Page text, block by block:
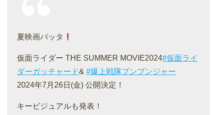
夏映画バッタ
仮面ライダー THE SUMMER MOVIE2024#仮面ライ
ダーガッチャード& #爆上戦隊ブンブンジャー
2024年7月26日(金) 公開決定！
キービジュアルも発表！